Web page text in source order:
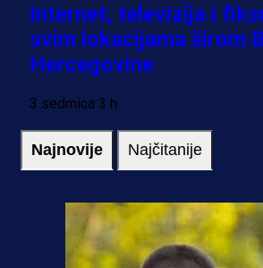
Internet, televizija i
svim lokacijama širom
Hercegovine
3 sedmica 3 h
Najnovije Najčitanije